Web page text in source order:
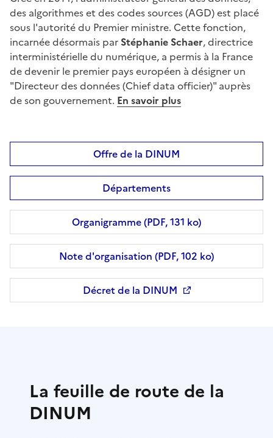
des algorithmes et des codes sources (AGD) est placé
sous l'autorité du Premier ministre. Cette fonction,
incarnée désormais par Stéphanie Schaer, directrice
interministérielle du numérique, a permis à la France
de devenir le premier pays européen à désigner un
"Directeur des données (Chief data officier)" auprès
de son gouvernement. En savoir plus
Offre de la DINUM
Départements
Organigramme (PDF, 131 ko)
Note d'organisation (PDF, 102 ko)
Décret de la DINUMOuvre une nouvelle fenêtre
La feuille de route de la
DINUM